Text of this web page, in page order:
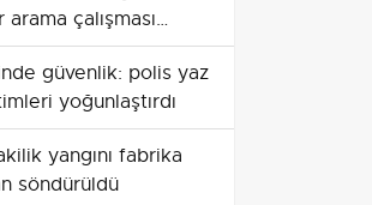
çalışması
güvenlik: polis yaz
yoğunlaştırdı
yangını fabrika
söndürüldü